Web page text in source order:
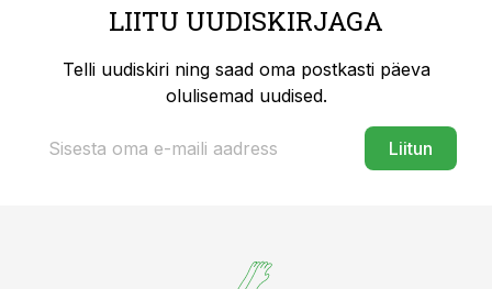
LIITU UUDISKIRJAGA
Telli uudiskiri ning saad oma postkasti päeva
olulisemad uudised.
Liitun